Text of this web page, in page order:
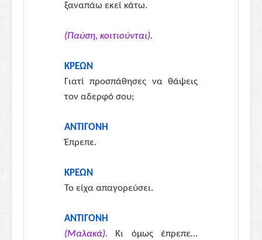
ξαναπάω εκεί κάτω.
(Παύση, κοιτιούνται).
ΚΡΕΩΝ
Γιατί προσπάθησες να θάψεις
τον αδερφό σου;
ΑΝΤΙΓΟΝΗ
Έπρεπε.
ΚΡΕΩΝ
Το είχα απαγορεύσει.
ΑΝΤΙΓΟΝΗ
(Μαλακά). Κι όμως έπρεπε…